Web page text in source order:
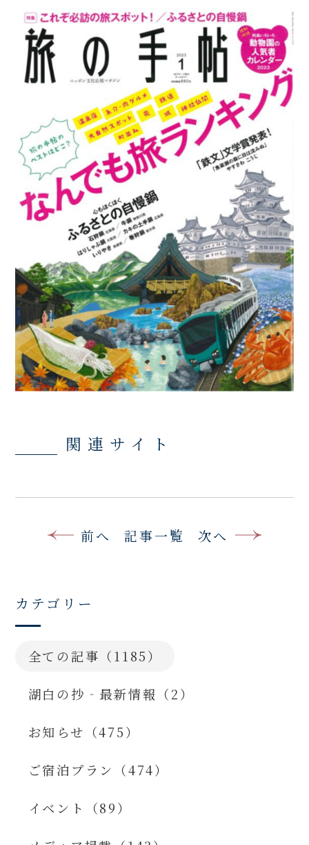
関連サイト
前へ 記事一覧 次へ
カテゴリー
全ての記事（1185）
湖白の抄‐最新情報（2）
お知らせ（475）
ご宿泊プラン（474）
イベント（89）